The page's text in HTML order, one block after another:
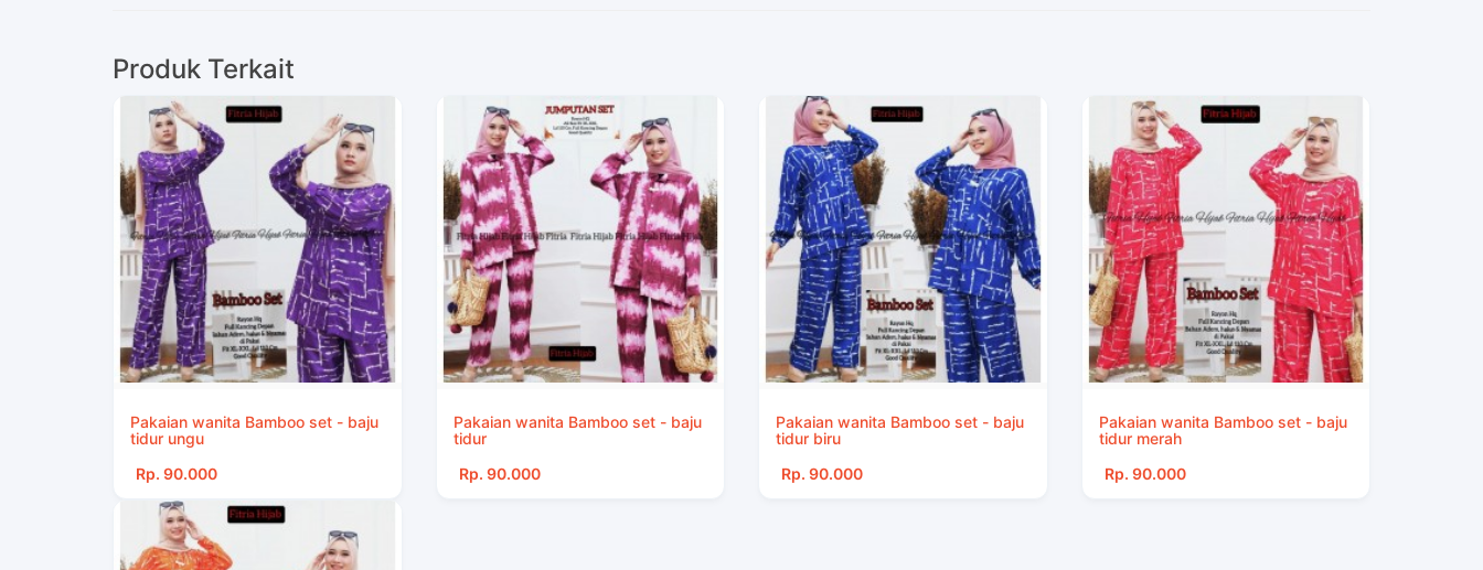
Produk Terkait
Pakaian wanita Bamboo set - baju
tidur ungu
Rp. 90.000
Pakaian wanita Bamboo set - baju
tidur
Rp. 90.000
Pakaian wanita Bamboo set - baju
tidur biru
Rp. 90.000
Pakaian wanita Bamboo set - baju
tidur merah
Rp. 90.000